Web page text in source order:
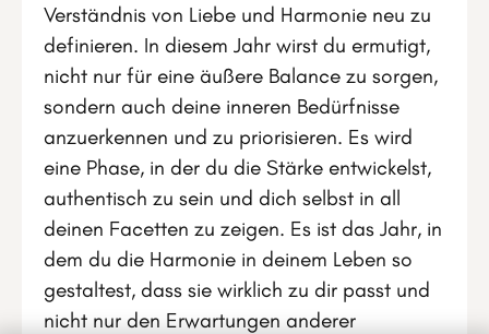
Verständnis von Liebe und Harmonie neu zu
definieren. In diesem Jahr wirst du ermutigt,
nicht nur für eine äußere Balance zu sorgen,
sondern auch deine inneren Bedürfnisse
anzuerkennen und zu priorisieren. Es wird
eine Phase, in der du die Stärke entwickelst,
authentisch zu sein und dich selbst in all
deinen Facetten zu zeigen. Es ist das Jahr, in
dem du die Harmonie in deinem Leben so
gestaltest, dass sie wirklich zu dir passt und
nicht nur den Erwartungen anderer